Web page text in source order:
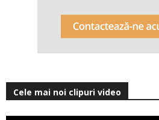
Cele mai noi clipuri video